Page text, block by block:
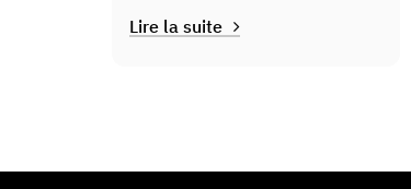
Lire la suite